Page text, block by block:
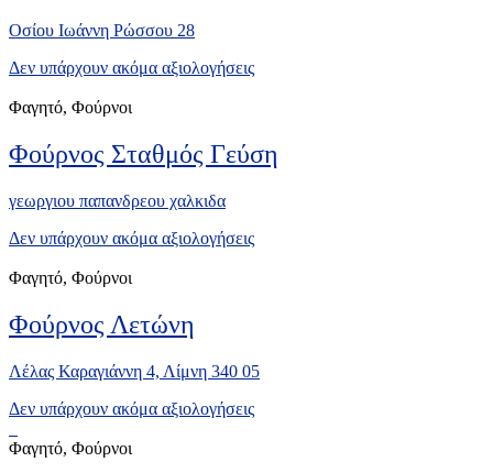
Οσίου Ιωάννη Ρώσσου 28
Δεν υπάρχουν ακόμα αξιολογήσεις
Φαγητό, Φούρνοι
Φούρνος Σταθμός Γεύση
γεωργιου παπανδρεου χαλκιδα
Δεν υπάρχουν ακόμα αξιολογήσεις
Φαγητό, Φούρνοι
Φούρνος Λετώνη
Λέλας Καραγιάννη 4, Λίμνη 340 05
Δεν υπάρχουν ακόμα αξιολογήσεις
Φαγητό, Φούρνοι